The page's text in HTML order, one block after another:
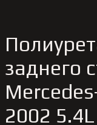
заднего
2002